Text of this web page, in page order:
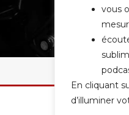
vous
En cliquant
d’illuminer